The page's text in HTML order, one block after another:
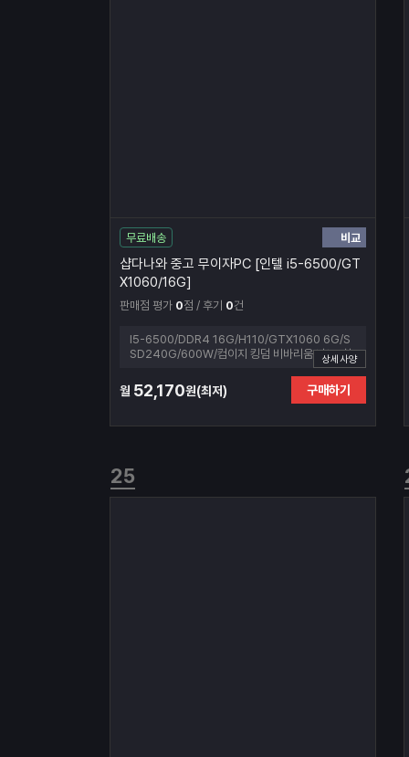
무료배송 비교
샵다나와 중고 무이자PC [인텔 i5-6500/GT
X1060/16G]
판매점 평가 0점 / 후기 0건
I5-6500/DDR4 16G/H110/GTX1060 6G/S
SD240G/600W/컴이지 킹덤 비바리움 나노 (화
상세사양
월 52,170원(최저) 구매하기